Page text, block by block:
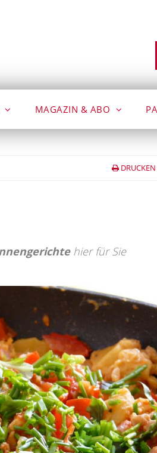
MAGAZIN & ABO
DRUCKEN
hier für Sie